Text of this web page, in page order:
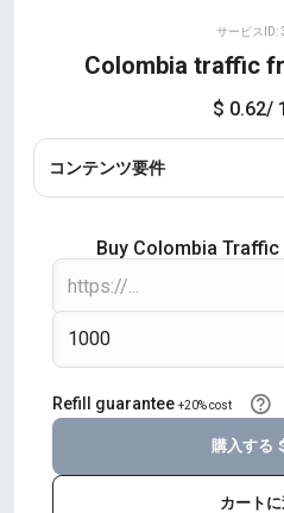
サービスID:
Colombia traffic
$ 0.62/
コンテンツ要件
Buy Colombia
Refill guarantee +20% cost
カート
購入する